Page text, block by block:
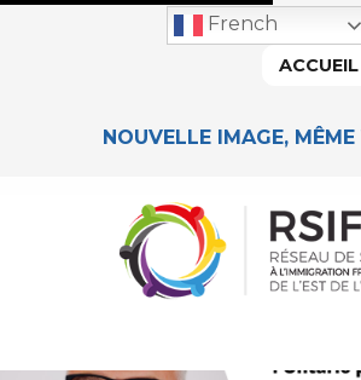
NOUVELLE IMAGE,
French
ACCUEIL